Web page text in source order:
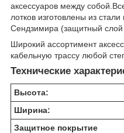
аксессуаров между
лотков изготовлены из
Сендзимира (защитный слой
Широкий ассортимент
кабельную трассу любой
Технические
Высота:
Ширина:
Защитное покрытие